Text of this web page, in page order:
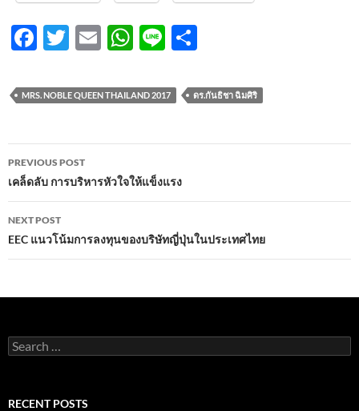
F
e
b
o
o
k
T
itt
er
E
ail
W
at
s
A
p
Li
e
ar
e
MRS. NOBLE QUEEN THAILAND 2017 ดร.กันธิชา ฉิมศิริ
Post
navigation
PREVIOUS POST
เคล็ดลับ การบริหารหัวใจให้แข็งแรง
NEXT POST
EEC แนวโน้มการลงทุนของบริษัทญี่ปุ่นในประเทศไทย
Search
for:
RECENT POSTS